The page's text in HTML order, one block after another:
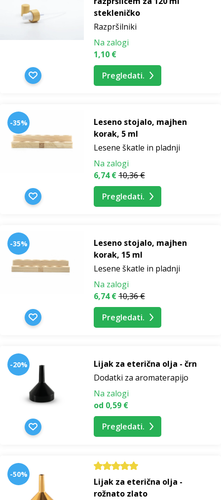
stekleničko
Razpršilniki
Na zalogi
1,10 €
Pregledati.
-35%
Leseno stojalo, majhen
korak, 5 ml
Lesene škatle in pladnji
Na zalogi
6,74 €10,36 €
Pregledati.
-35%
Leseno stojalo, majhen
korak, 15 ml
Lesene škatle in pladnji
Na zalogi
6,74 €10,36 €
Pregledati.
-20%
Lijak za eterična olja - črn
Dodatki za aromaterapijo
Na zalogi
od 0,59 €
Pregledati.
-50%
Lijak za eterična olja -
rožnato zlato